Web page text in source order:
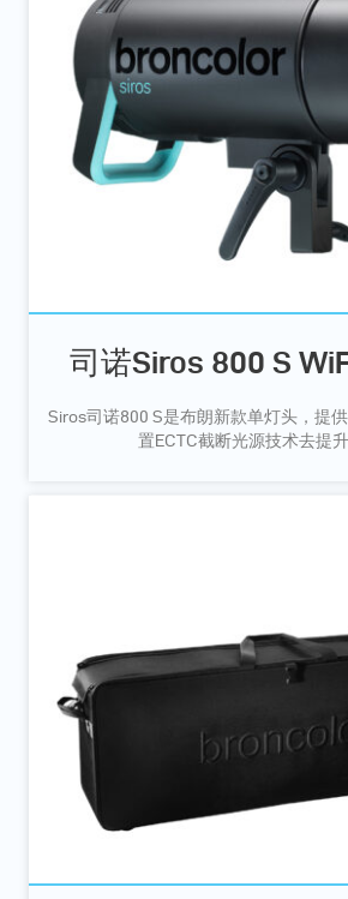
司诺Siros 800 S
Siros司诺800 S是布朗新款单灯头，提
置ECTC截断光源技术去提升